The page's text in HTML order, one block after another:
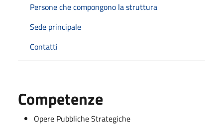
Persone che compongono la struttura
Sede principale
Contatti
Competenze
Opere Pubbliche Strategiche